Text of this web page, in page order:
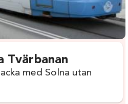
Tvärbanan
med Solna utan